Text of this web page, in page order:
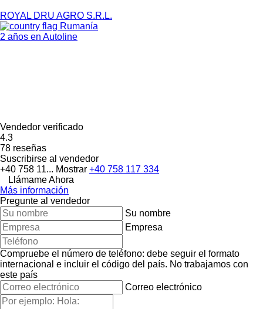
ROYAL DRU AGRO S.R.L.
Rumanía
2 años en Autoline
Vendedor verificado
4.3
78 reseñas
Suscribirse al vendedor
+40 758 11... Mostrar +40 758 117 334
Llámame Ahora
Más información
Pregunte al vendedor
Su nombre
Empresa
Compruebe el número de teléfono: debe seguir el formato
internacional e incluir el código del país. No trabajamos con
este país
Correo electrónico